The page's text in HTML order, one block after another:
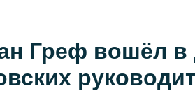
Греф вошёл в